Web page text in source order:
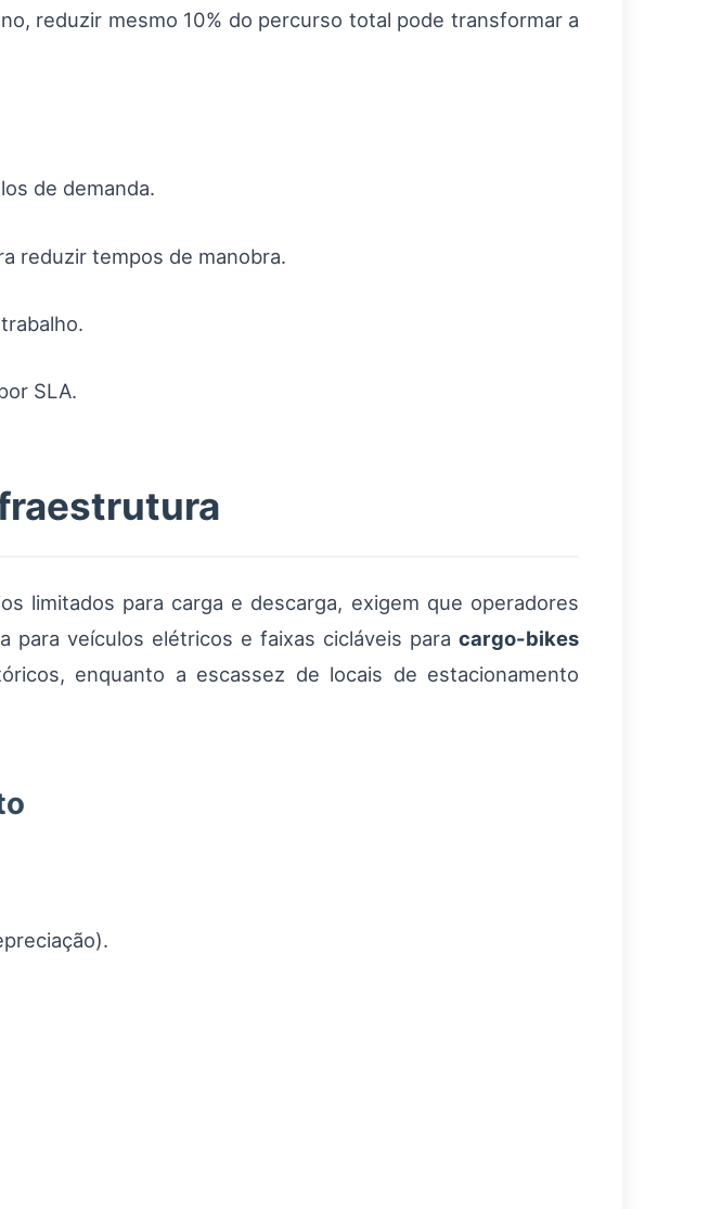
reduzir mesmo 10% do percurso total pode transformar a
de demanda.
reduzir tempos de manobra.
SLA.
limitados para carga e descarga, exigem que operadores
para veículos elétricos e faixas cicláveis para cargo-bikes
enquanto a escassez de locais de estacionamento